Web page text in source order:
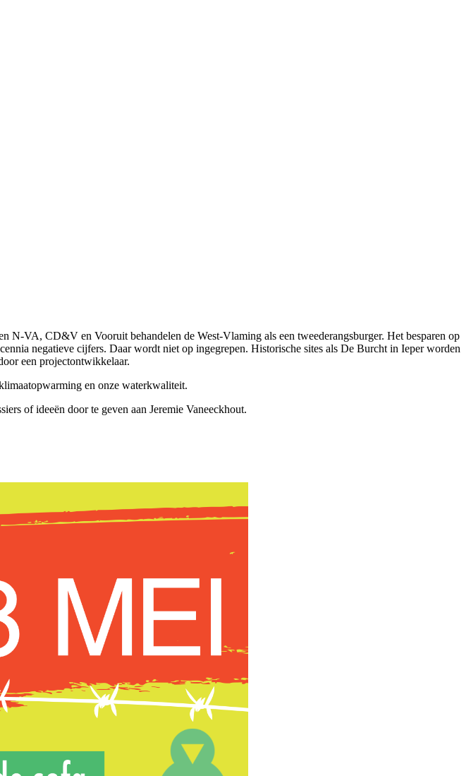
N-VA, CD&V en Vooruit behandelen de West-Vlaming als een tweederangsburger. Het besparen op
negatieve cijfers. Daar wordt niet op ingegrepen. Historische sites als De Burcht in Ieper worden
een projectontwikkelaar.
en onze waterkwaliteit.
of ideeën door te geven aan Jeremie Vaneeckhout.